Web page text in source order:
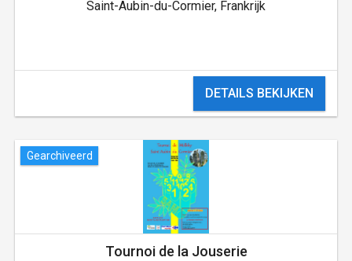
Saint-Aubin-du-Cormier, Frankrijk
DETAILS BEKIJKEN
Gearchiveerd
Tournoi de la Jouserie